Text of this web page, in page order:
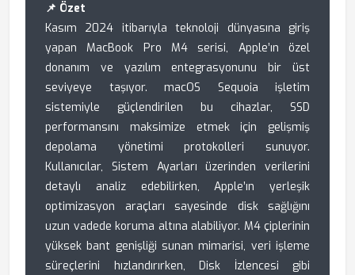
📌 Özet
Kasım 2024 itibarıyla teknoloji dünyasına giriş
yapan MacBook Pro M4 serisi, Apple’ın özel
donanım ve yazılım entegrasyonunu bir üst
seviyeye taşıyor. macOS Sequoia işletim
sistemiyle güçlendirilen bu cihazlar, SSD
performansını maksimize etmek için gelişmiş
depolama yönetimi protokolleri sunuyor.
Kullanıcılar, Sistem Ayarları üzerinden verilerini
detaylı analiz edebilirken, Apple’ın yerleşik
optimizasyon araçları sayesinde disk sağlığını
uzun vadede koruma altına alabiliyor. M4 çiplerinin
yüksek bant genişliği sunan mimarisi, veri işleme
süreçlerini hızlandırırken, Disk İzlencesi gibi